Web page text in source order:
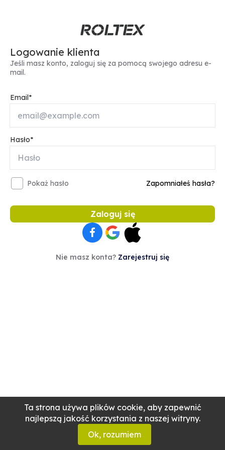
Ta strona używa plików cookie, aby zapewnić
najlepszą jakość korzystania z naszej witryny.
Ok, rozumiem
Logowanie klienta
Jeśli masz konto, zaloguj się za pomocą swojego adresu e-
mail.
Email
Hasło
Pokaż hasło Zapomniałeś hasła?
Zaloguj się
Nie masz konta? Zarejestruj się